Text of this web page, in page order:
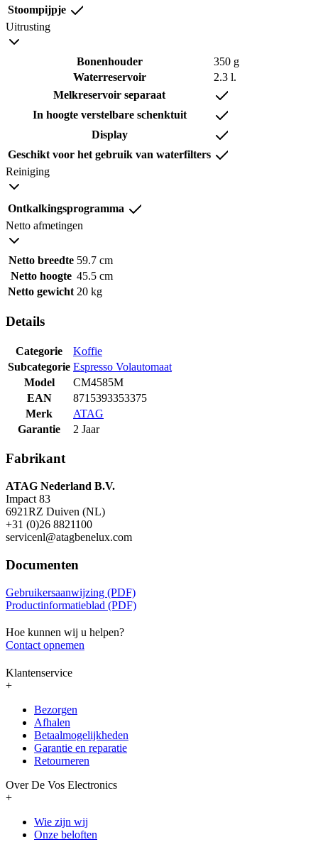
Stoompijpje
Uitrusting
Bonenhouder
350 g
Waterreservoir
2.3 l.
Melkreservoir separaat
In hoogte verstelbare schenktuit
Display
Geschikt voor het gebruik van waterfilters
Reiniging
Ontkalkingsprogramma
Netto afmetingen
Netto breedte 59.7 cm
Netto hoogte 45.5 cm
Netto gewicht 20 kg
Details
Categorie
Koffie
Subcategorie Espresso Volautomaat
Model
CM4585M
EAN
8715393353375
Merk
ATAG
Garantie
2 Jaar
Fabrikant
ATAG Nederland B.V.
Impact 83
6921RZ Duiven (NL)
+31 (0)26 8821100
servicenl@atagbenelux.com
Documenten
Gebruikersaanwijzing (PDF)
Productinformatieblad (PDF)
Hoe kunnen wij u helpen?
Contact opnemen
Klantenservice
+
Bezorgen
Afhalen
Betaalmogelijkheden
Garantie en reparatie
Retourneren
Over De Vos Electronics
+
Wie zijn wij
Onze beloften